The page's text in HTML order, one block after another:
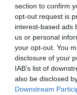
section to confirm
opt-out request is
interest-based ads
us or personal
your opt-out. You
disclosure of your
IAB’s list of
also be disclosed
Downstream
SKU: 04-01-0287
Κωδικός
ΕΑΝ:
Jabra